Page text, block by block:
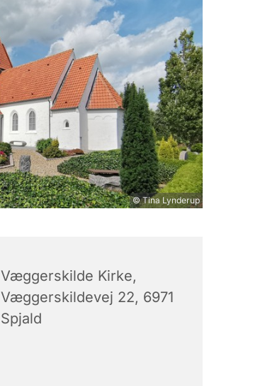
© Tina Lynderup
Væggerskilde Kirke,
Væggerskildevej 22, 6971
Spjald